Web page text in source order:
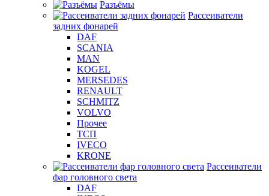
Разъёмы
Рассеиватели
задних фонарей
DAF
SCANIA
MAN
KOGEL
MERSEDES
RENAULT
SCHMITZ
VOLVO
Прочее
ТСП
IVECO
KRONE
Рассеиватели
фар головного света
DAF